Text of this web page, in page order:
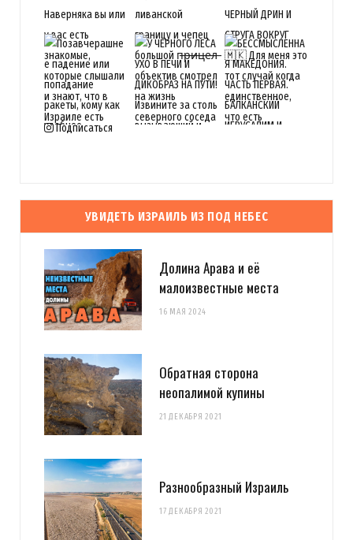
Подписаться
УВИДЕТЬ ИЗРАИЛЬ ИЗ ПОД НЕБЕС
Долина Арава и её
малоизвестные места
16 МАЯ 2024
Обратная сторона
неопалимой купины
21 ДЕКАБРЯ 2021
Разнообразный Израиль
17 ДЕКАБРЯ 2021